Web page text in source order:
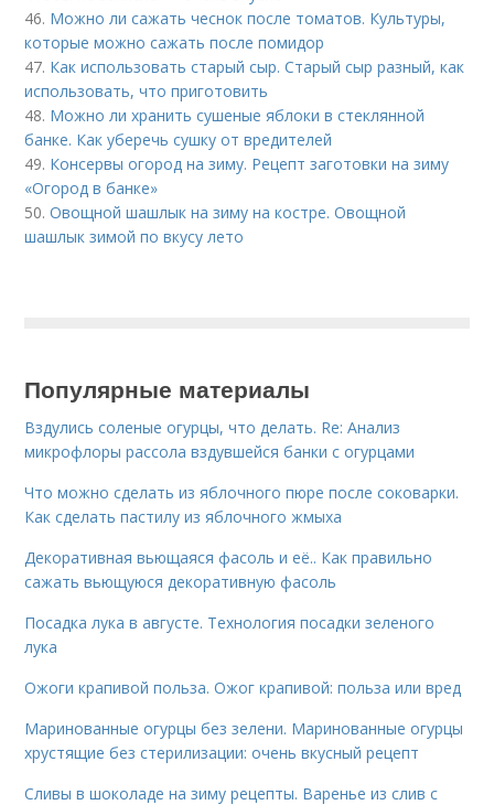
46. Можно ли сажать чеснок после томатов. Культуры,
которые можно сажать после помидор
47. Как использовать старый сыр. Старый сыр разный, как
использовать, что приготовить
48. Можно ли хранить сушеные яблоки в стеклянной
банке. Как уберечь сушку от вредителей
49. Консервы огород на зиму. Рецепт заготовки на зиму
«Огород в банке»
50.Овощной шашлык на зиму на костре. Овощной
шашлык зимой по вкусу лето
Популярные материалы
Вздулись соленые огурцы, что делать. Re: Анализ
микрофлоры рассола вздувшейся банки с огурцами
Что можно сделать из яблочного пюре после соковарки.
Как сделать пастилу из яблочного жмыха
Декоративная вьющаяся фасоль и её.. Как правильно
сажать вьющуюся декоративную фасоль
Посадка лука в августе. Технология посадки зеленого
лука
Ожоги крапивой польза. Ожог крапивой: польза или вред
Маринованные огурцы без зелени. Маринованные огурцы
хрустящие без стерилизации: очень вкусный рецепт
Сливы в шоколаде на зиму рецепты. Варенье из слив с